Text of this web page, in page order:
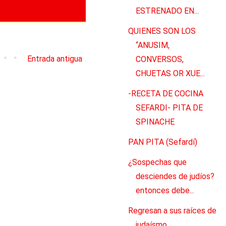
Entrada antigua
ESTRENADO EN...
QUIENES SON LOS
“ANUSIM,
CONVERSOS,
CHUETAS OR XUE...
-RECETA DE COCINA
SEFARDI- PITA DE
SPINACHE
PAN PITA (Sefardí)
¿Sospechas que
desciendes de judíos?
entonces debe...
Regresan a sus raíces de